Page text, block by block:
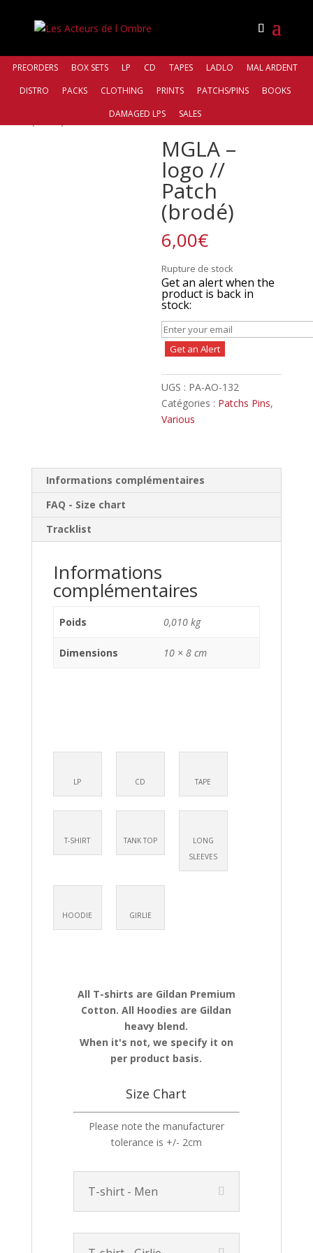
PREORDERS BOX SETS LP CD TAPES LADLO
MAL ARDENT
DISTRO
PACKS CLOTHING PRINTS PATCHS/PINS
BOOKS
DAMAGED LPS
SALES
MGLA –
logo //
Patch
(brodé)
6,00€
Rupture de stock
Get an alert when the
product is back in
stock:
Get an Alert
UGS : PA-AO-132
Catégories : Patchs Pins,
Various
Informations complémentaires
FAQ - Size chart
Tracklist
Informations
complémentaires
Poids 0,010 kg
Dimensions 10 × 8 cm
LP CD TAPE
T-SHIRT TANK TOP
LONG
SLEEVES
HOODIE GIRLIE
All T-shirts are Gildan Premium
Cotton. All Hoodies are Gildan
heavy blend.
When it's not, we specify it on
per product basis.
Size Chart
Please note the manufacturer
tolerance is +/- 2cm
T-shirt - Men